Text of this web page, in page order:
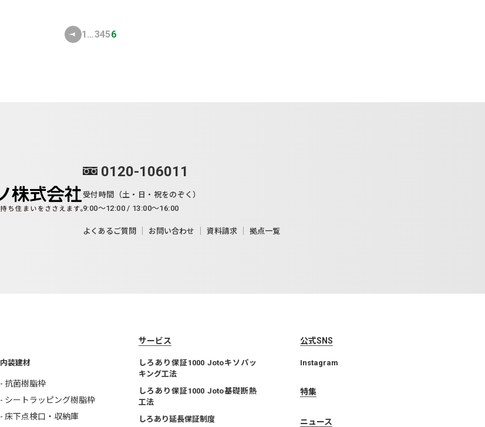
1…3456
0120-106011
受付時間（土・日・祝をのぞく）
9:00～12:00 / 13:00～16:00
よくあるご質問 お問い合わせ 資料請求 拠点一覧
内装建材
- 抗菌樹脂枠
- シートラッピング樹脂枠
- 床下点検口・収納庫
サービス
しろあり保証1000 Jotoキソパッ
キング工法
しろあり保証1000 Joto基礎断熱
工法
しろあり延長保証制度
公式SNS
Instagram
特集
ニュース